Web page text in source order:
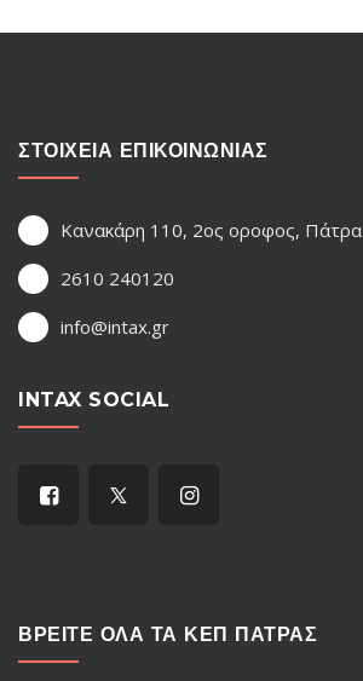
ΣΤΟΙΧΕΙΑ ΕΠΙΚΟΙΝΩΝΙΑΣ
Κανακάρη 110, 2ος οροφος, Πάτρα
2610 240120
info@intax.gr
INTAX SOCIAL
ΒΡΕΙΤΕ ΟΛΑ ΤΑ ΚΕΠ ΠΑΤΡΑΣ